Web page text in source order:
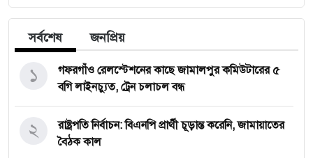
সর্বশেষ জনপ্রিয়
গফরগাঁও রেলস্টেশনের কাছে জামালপুর কমিউটারের ৫
বগি লাইনচ্যুত, ট্রেন চলাচল বন্ধ
১
রাষ্ট্রপতি নির্বাচন: বিএনপি প্রার্থী চূড়ান্ত করেনি, জামায়াতের
বৈঠক কাল
২